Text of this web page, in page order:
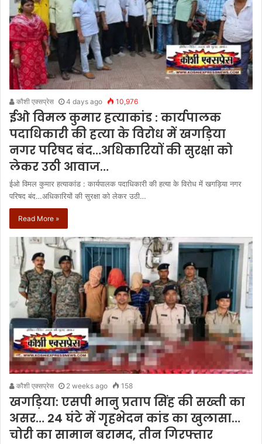
कौशी एक्सप्रेस 4 days ago 10,976
ईओ विमल कुमार हत्याकांड : कार्यपालक
पदाधिकारी की हत्या के विरोध में खगड़िया
नगर परिषद बंद…अधिकारियों की सुरक्षा को
लेकर उठी आवाज…
ईओ विमल कुमार हत्याकांड : कार्यपालक पदाधिकारी की हत्या के विरोध में खगड़िया नगर
परिषद बंद…अधिकारियों की सुरक्षा को लेकर उठी…
Read More »
कौशी एक्सप्रेस 2 weeks ago 158
खगड़िया: एसपी भानु प्रताप सिंह की सख्ती का
असर… 24 घंटे में गृहभेदन कांड का खुलासा…
चोरी का सामान बरामद, तीन गिरफ्तार